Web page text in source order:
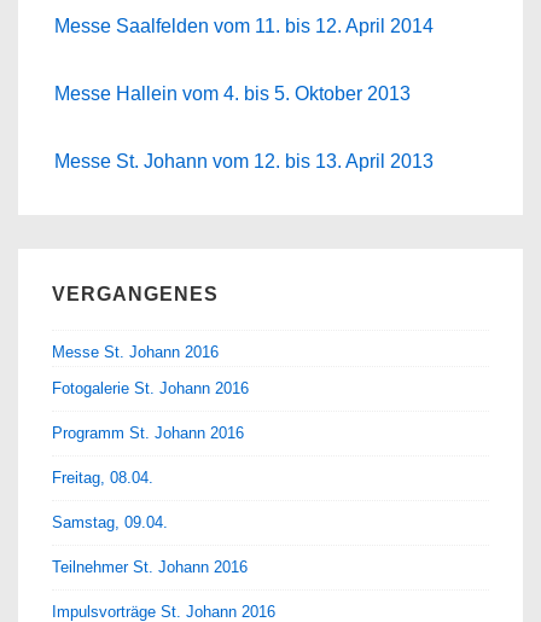
Messe Saalfelden vom 11. bis 12. April 2014
Messe Hallein vom 4. bis 5. Oktober 2013
Messe St. Johann vom 12. bis 13. April 2013
VERGANGENES
Messe St. Johann 2016
Fotogalerie St. Johann 2016
Programm St. Johann 2016
Freitag, 08.04.
Samstag, 09.04.
Teilnehmer St. Johann 2016
Impulsvorträge St. Johann 2016